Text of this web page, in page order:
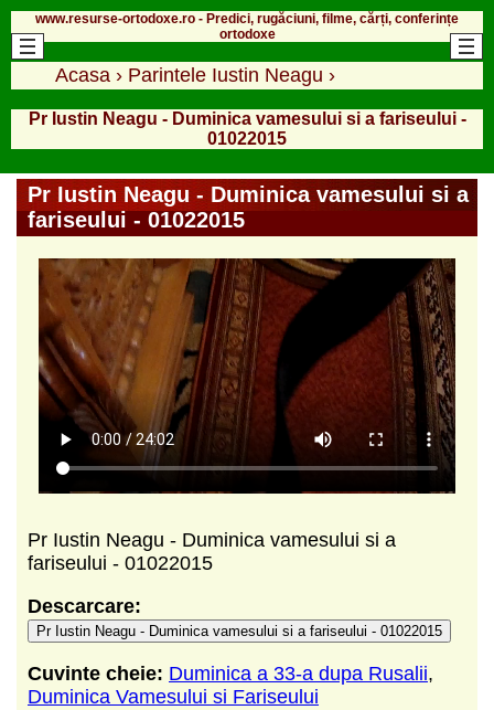
www.resurse-ortodoxe.ro - Predici, rugăciuni, filme, cărți, conferințe
ortodoxe
Acasa › Parintele Iustin Neagu ›
Pr Iustin Neagu - Duminica vamesului si a fariseului -
01022015
Pr Iustin Neagu - Duminica vamesului si a
fariseului - 01022015
Pr Iustin Neagu - Duminica vamesului si a
fariseului - 01022015
Descarcare:
Pr Iustin Neagu - Duminica vamesului si a fariseului - 01022015
Cuvinte cheie: Duminica a 33-a dupa Rusalii,
Duminica Vamesului si Fariseului